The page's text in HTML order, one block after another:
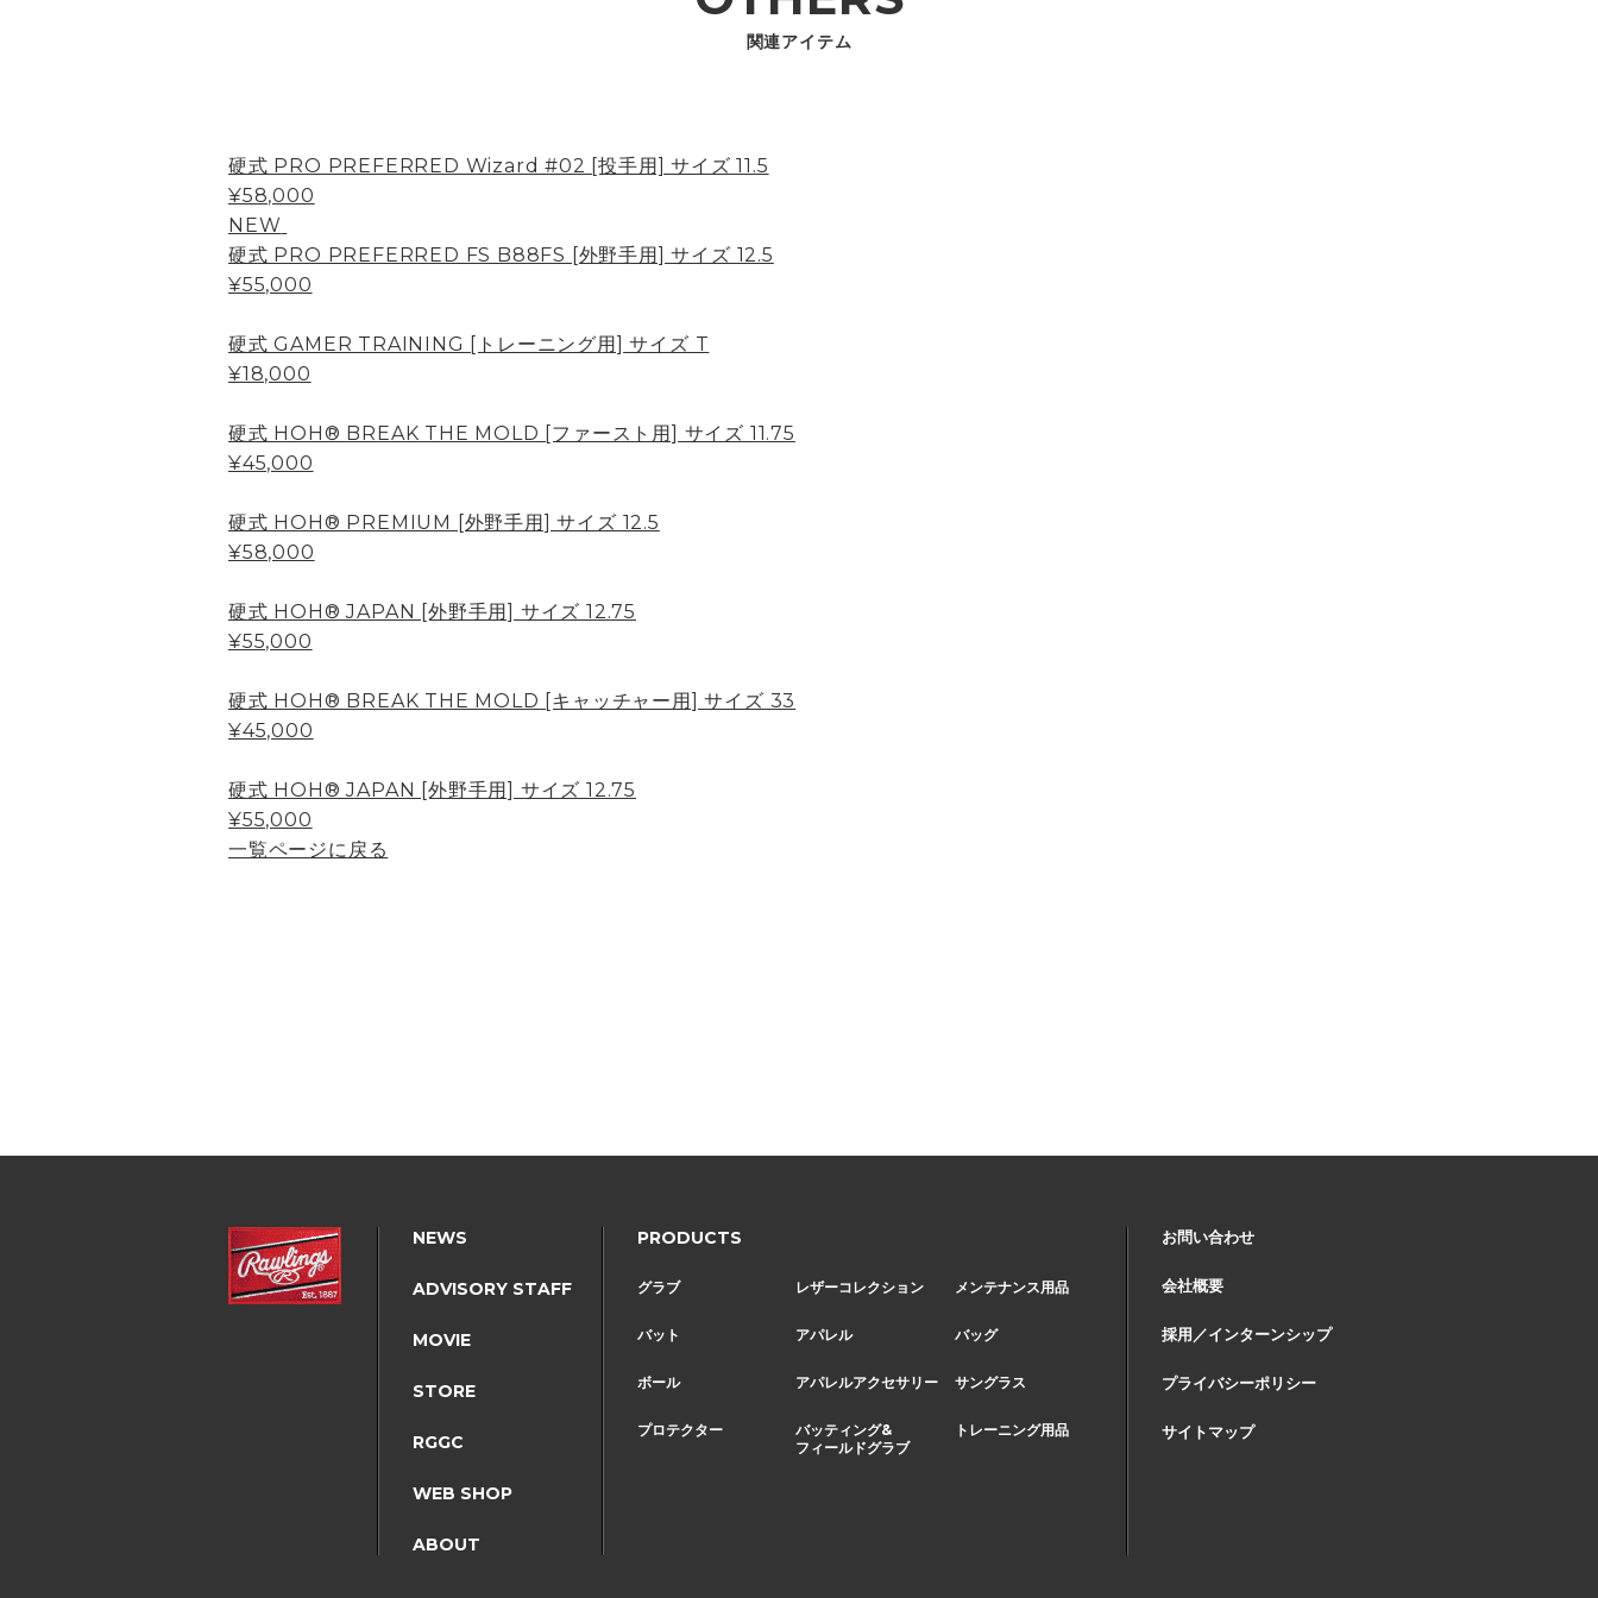
関連アイテム
硬式 PRO PREFERRED Wizard #02 [投手用] サイズ 11.5
¥58,000
NEW
硬式 PRO PREFERRED FS B88FS [外野手用] サイズ 12.5
¥55,000
硬式 GAMER TRAINING [トレーニング用] サイズ T
¥18,000
硬式 HOH® BREAK THE MOLD [ファースト用] サイズ 11.75
¥45,000
硬式 HOH® PREMIUM [外野手用] サイズ 12.5
¥58,000
硬式 HOH® JAPAN [外野手用] サイズ 12.75
¥55,000
硬式 HOH® BREAK THE MOLD [キャッチャー用] サイズ 33
¥45,000
硬式 HOH® JAPAN [外野手用] サイズ 12.75
¥55,000
一覧ページに戻る
NEWS
ADVISORY STAFF
MOVIE
STORE
RGGC
WEB SHOP
ABOUT
PRODUCTS
グラブ
バット
ボール
プロテクター
レザーコレクション
アパレル
アパレルアクセサリー
バッティング&
フィールドグラブ
メンテナンス用品
バッグ
サングラス
トレーニング用品
お問い合わせ
会社概要
採用／インターンシップ
プライバシーポリシー
サイトマップ